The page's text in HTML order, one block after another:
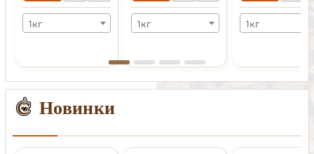
1кг 1кг 1кг
Новинки